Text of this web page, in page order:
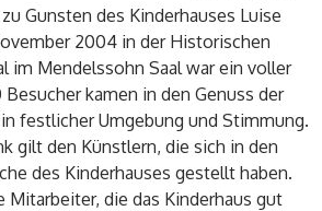
Gunsten des Kinderhauses Luise
2004 in der Historischen
im Mendelssohn Saal war ein voller
kamen in den Genuss der
festlicher Umgebung und Stimmung.
gilt den Künstlern, die sich in den
des Kinderhauses gestellt haben.
Mitarbeiter, die das Kinderhaus gut